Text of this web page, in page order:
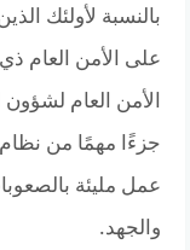
بالنسبة لأولئك
على الأمن العام ذي
الأمن العام
جزءًا مهمًا من نظام
عمل مليئة
والجهد.